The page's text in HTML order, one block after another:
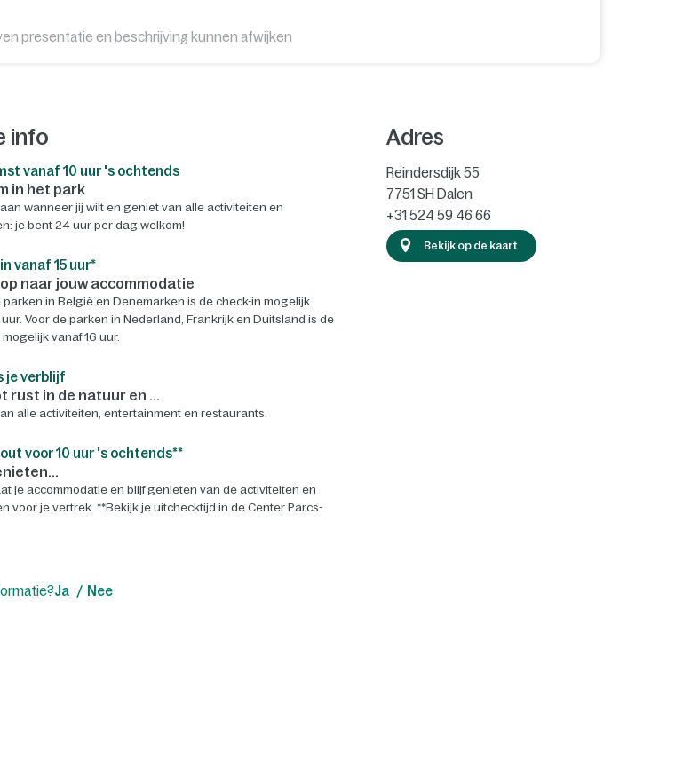
presentatie en beschrijving kunnen afwijken
info
vanaf 10 uur 's ochtends
in het park
wanneer jij wilt en geniet van alle activiteiten en
je bent 24 uur per dag welkom!
vanaf 15 uur*
op naar jouw accommodatie
parken in België en Denemarken is de check-in mogelijk
uur. Voor de parken in Nederland, Frankrijk en Duitsland is de
vanaf 16 uur.
je verblijf
rust in de natuur en ...
alle activiteiten, entertainment en restaurants.
voor 10 uur 's ochtends**
je accommodatie en blijf genieten van de activiteiten en
voor je vertrek. **Bekijk je uitchecktijd in de Center Parcs-
Adres
Reindersdijk 55
7751 SH Dalen
+31 524 59 46 66
Bekijk op de kaart
Ja Nee